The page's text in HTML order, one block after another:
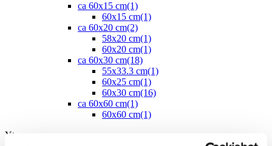
ca 60x15 cm(1)
60x15 cm(1)
ca 60x20 cm(2)
58x20 cm(1)
60x20 cm(1)
ca 60x30 cm(18)
55x33.3 cm(1)
60x25 cm(1)
60x30 cm(16)
ca 60x60 cm(1)
60x60 cm(1)
Yta